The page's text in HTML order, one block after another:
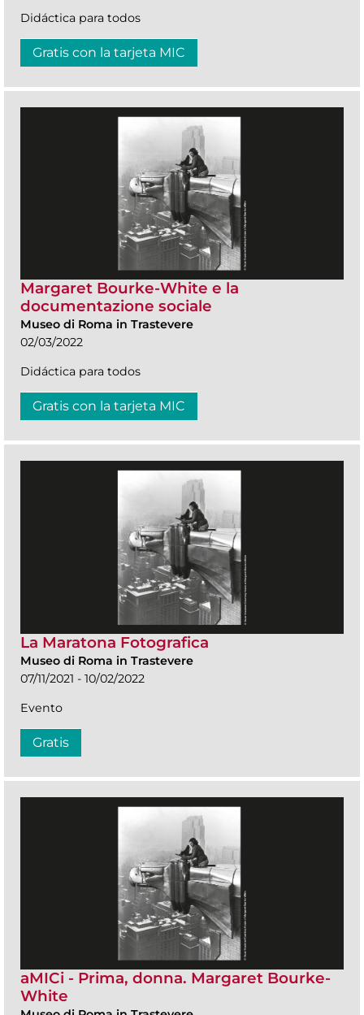
Didáctica para todos
Gratis con la tarjeta MIC
Margaret Bourke-White e la
documentazione sociale
Museo di Roma in Trastevere
02/03/2022
Didáctica para todos
Gratis con la tarjeta MIC
La Maratona Fotografica
Museo di Roma in Trastevere
07/11/2021 - 10/02/2022
Evento
Gratis
aMICi - Prima, donna. Margaret Bourke-
White